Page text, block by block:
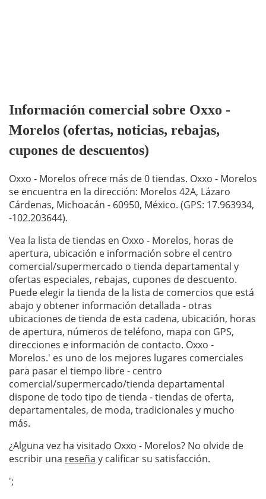
Información comercial sobre Oxxo -
Morelos (ofertas, noticias, rebajas,
cupones de descuentos)
Oxxo - Morelos ofrece más de 0 tiendas. Oxxo - Morelos
se encuentra en la dirección: Morelos 42A, Lázaro
Cárdenas, Michoacán - 60950, México. (GPS: 17.963934,
-102.203644).
Vea la lista de tiendas en Oxxo - Morelos, horas de
apertura, ubicación e información sobre el centro
comercial/supermercado o tienda departamental y
ofertas especiales, rebajas, cupones de descuento.
Puede elegir la tienda de la lista de comercios que está
abajo y obtener información detallada - otras
ubicaciones de tienda de esta cadena, ubicación, horas
de apertura, números de teléfono, mapa con GPS,
direcciones e información de contacto. Oxxo -
Morelos.' es uno de los mejores lugares comerciales
para pasar el tiempo libre - centro
comercial/supermercado/tienda departamental
dispone de todo tipo de tienda - tiendas de oferta,
departamentales, de moda, tradicionales y mucho
más.
¿Alguna vez ha visitado Oxxo - Morelos? No olvide de
escribir una reseña y calificar su satisfacción.
';